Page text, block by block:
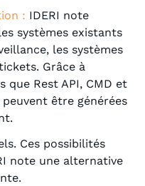
: IDERI note
systèmes existants
les systèmes
Grâce à
Rest API, CMD et
être générées
Ces possibilités
note une alternative